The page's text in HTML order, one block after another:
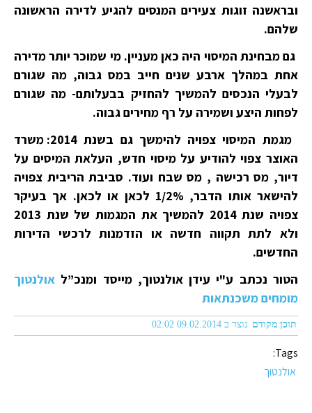
ובראשנה זוגות צעירים המנסים להגיע לדירה הראשונה
שלהם.
גם מבחינת המיסוי היה כאן מעניין. מי שמוכר יותר מדירה
אחת במהלך ארבע שנים חייב במס גבוה, מה שגורם
לבעלי הנכסים להמשיך להחזיק בבעלותם- מה שגורם
לפחות היצע ושמירה על רף מחירים גבוה.
מגמת המיסוי צפויה להימשך גם בשנת 2014: משרד
האוצר צפוי להודיע על מיסוי חדש, העלאת המיסים על
דיור, מס רכישה , מס שבח ועוד. סביבת הריבית צפויה
להישאר אותו הדבר, 1/2% לכאן או לכאן. אך בעיקר
צפויה שנת 2014 להמשיך את המגמות של שנת 2013
ולא לתת תקווה חדשה או הזדמנות לרכשי הדירות
החדשים.
הטור נכתב ע"י עידן אולנטוך, מייסד ומנכ”ל אולנטוך
מומחים משכנתאות
תוכן מקודם נוצר ב 09.02.2014 02:02
Tags:
אולנטוך